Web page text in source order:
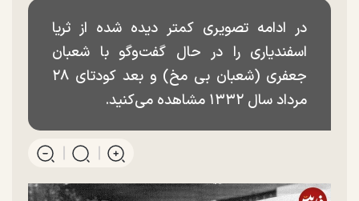
در ادامه تصویری کمتر دیده شده از ثریا
اسفندیاری را در حال گفت‌و‌گو با شعبان
جعفری (شعبان بی مخ) و بعد کودتای ۲۸
مرداد سال ۱۳۳۲ مشاهده می‌کنید.